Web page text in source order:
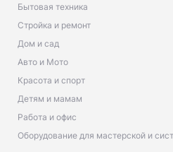
Бытовая техника
Стройка и ремонт
Дом и сад
Авто и Мото
Красота и спорт
Детям и мамам
Работа и офис
Оборудование для мастерской и